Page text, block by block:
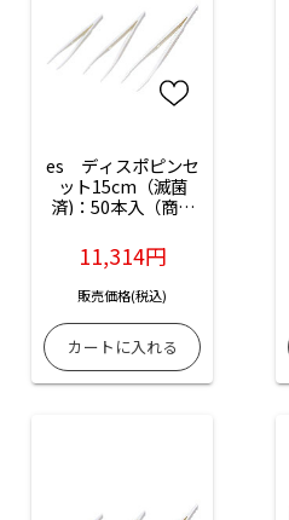
es　ディスポピンセ
ット15cm（滅菌
済)：50本入（商品
15）
11,314円
販売価格(税込)